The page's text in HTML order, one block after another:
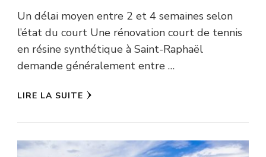
Un délai moyen entre 2 et 4 semaines selon
l’état du court Une rénovation court de tennis
en résine synthétique à Saint-Raphaël
demande généralement entre …
LIRE LA SUITE